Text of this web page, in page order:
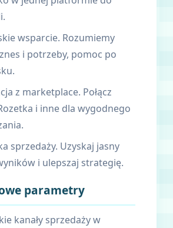
wsparcie. Rozumiemy
i potrzeby, pomoc po
z marketplace. Połącz
i inne dla wygodnego
sprzedaży. Uzyskaj jasny
i ulepszaj strategię.
parametry
kanały sprzedaży w